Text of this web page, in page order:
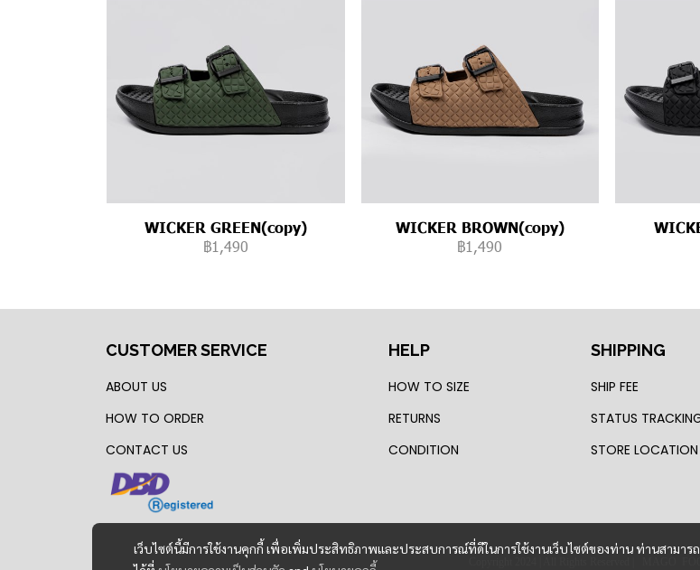
WICKER GREEN(copy)
฿1,490
WICKER BROWN(copy)
฿1,490
เว็บไซต์นี้มีการใช้งานคุกกี้ เพื่อเพิ่มประสิทธิภาพและประสบการณ์ที่ดีในการใช้งานเว็บไซต์ของท่าน ท่านสามาร
CUSTOMER SERVICE
ABOUT US
HOW TO ORDER
CONTACT US
HELP
HOW TO SIZE
RETURNS
CONDITION
SHIPPING
SHIP FEE
STATUS
STORE LOCATION